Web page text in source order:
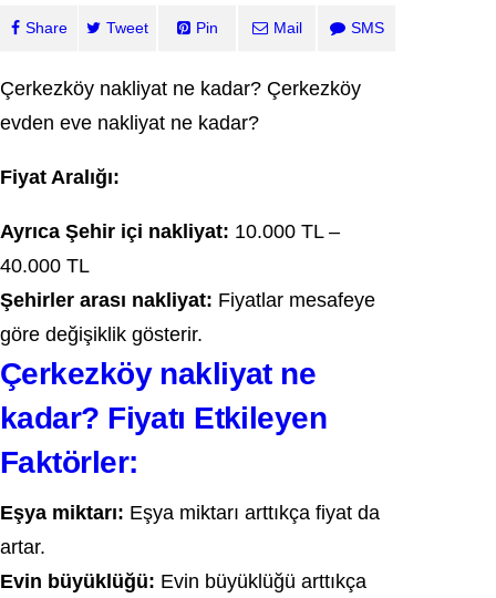
Share Tweet Pin Mail SMS
Çerkezköy nakliyat ne kadar? Çerkezköy
evden eve nakliyat ne kadar?
Fiyat Aralığı:
Ayrıca Şehir içi nakliyat: 10.000 TL –
40.000 TL
Şehirler arası nakliyat: Fiyatlar mesafeye
göre değişiklik gösterir.
Çerkezköy nakliyat ne
kadar? Fiyatı Etkileyen
Faktörler:
Eşya miktarı: Eşya miktarı arttıkça fiyat da
artar.
Evin büyüklüğü: Evin büyüklüğü arttıkça